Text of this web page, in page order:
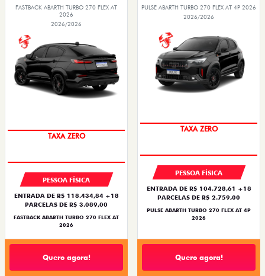
FASTBACK ABARTH TURBO 270 FLEX AT
2026
2026/2026
TAXA ZERO
PESSOA FÍSICA
ENTRADA DE R$ 118.434,84 +18
PARCELAS DE R$ 3.089,00
FASTBACK ABARTH TURBO 270 FLEX AT
2026
Quero agora!
PULSE ABARTH TURBO 270 FLEX AT 4P 2026
2026/2026
TAXA ZERO
PESSOA FÍSICA
ENTRADA DE R$ 104.728,61 +18
PARCELAS DE R$ 2.759,00
PULSE ABARTH TURBO 270 FLEX AT 4P
2026
Quero agora!